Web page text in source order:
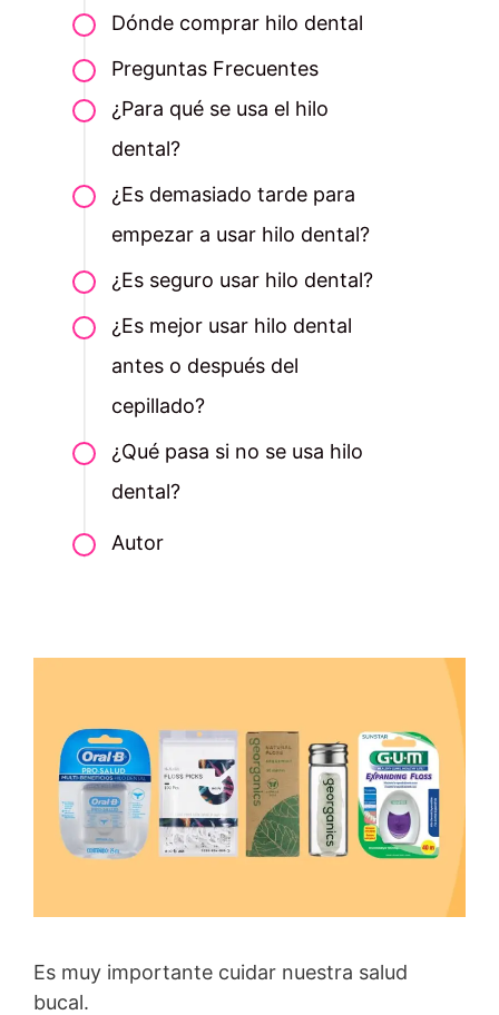
Es muy importante cuidar nuestra salud
bucal.
Dónde comprar hilo dental
Preguntas Frecuentes
¿Para qué se usa el hilo
dental?
¿Es demasiado tarde para
empezar a usar hilo dental?
¿Es seguro usar hilo dental?
¿Es mejor usar hilo dental
antes o después del
cepillado?
¿Qué pasa si no se usa hilo
dental?
Autor